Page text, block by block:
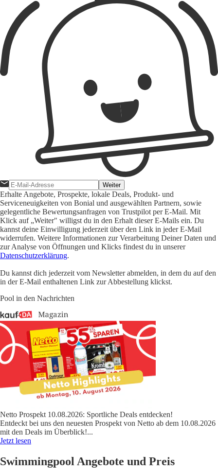
Weiter
Erhalte Angebote, Prospekte, lokale Deals, Produkt- und
Serviceneuigkeiten von Bonial und ausgewählten Partnern, sowie
gelegentliche Bewertungsanfragen von Trustpilot per E-Mail. Mit
Klick auf „Weiter" willigst du in den Erhalt dieser E-Mails ein. Du
kannst deine Einwilligung jederzeit über den Link in jeder E-Mail
widerrufen. Weitere Informationen zur Verarbeitung Deiner Daten und
zur Analyse von Öffnungen und Klicks findest du in unserer
Datenschutzerklärung.
Du kannst dich jederzeit vom Newsletter abmelden, in dem du auf den
in der E-Mail enthaltenen Link zur Abbestellung klickst.
Pool in den Nachrichten
Netto Prospekt 10.08.2026: Sportliche Deals entdecken!
Entdeckt bei uns den neuesten Prospekt von Netto ab dem 10.08.2026
mit den Deals im Überblick!...
Jetzt lesen
Swimmingpool Angebote und Preis